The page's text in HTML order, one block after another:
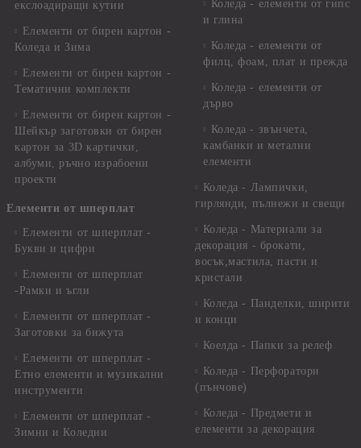
екслоадиращи кутии
Елементи от бирен картон -
Коледа и Зима
Елементи от бирен картон -
Тематични комплекти
Елементи от бирен картон -
Шейкър заготовки от бирен
картон за 3D картички,
албуми, ръчно израбоени
проекти
Елементи от шперплат
Елементи от шперплат -
Букви и цифри
Елементи от шперплат
-Рамки и ъгли
Елементи от шперплат -
Заготовки за бижута
Елементи от шперплат -
Етно елементи и музикални
инструменти
Елементи от шперплат -
Зимни и Коледни
Коледа - елементи от гипс
и глина
Коледа - елементи от
филц, фоам, плат и прежда
Коледа - елементи от
дърво
Коледа - звънчета,
камбанки и метални
елементи
Коледа - Лампички,
гирлянди, пълнежи и свещи
Коледа - Материали за
декорация - брокати,
восък,мастила, пасти и
кристали
Коледа - Панделки, ширити
и конци
Коелда - Папки за релеф
Коледа - Перфоратори
(пънчове)
Коледа - Предмети и
елементи за декорация